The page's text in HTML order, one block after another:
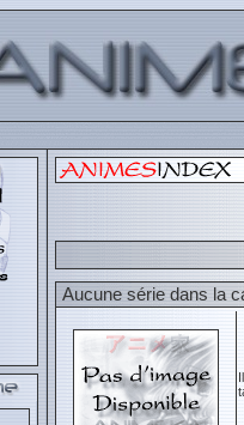
Aucune série dans la